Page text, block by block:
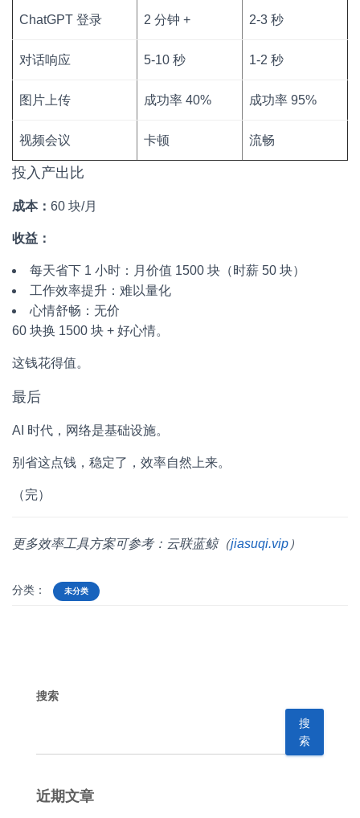
ChatGPT 登录 2 分钟 + 2-3 秒
对话响应 5-10 秒 1-2 秒
图片上传 成功率 40% 成功率 95%
视频会议 卡顿 流畅
投入产出比
成本： 60 块/月
收益：
每天省下 1 小时：月价值 1500 块（时薪 50 块）
工作效率提升：难以量化
心情舒畅：无价
60 块换 1500 块 + 好心情。
这钱花得值。
最后
AI 时代，网络是基础设施。
别省这点钱，稳定了，效率自然上来。
（完）
更多效率工具方案可参考：云联蓝鲸（jiasuqi.vip ）
分类： 未分类
搜索
搜
索
近期文章